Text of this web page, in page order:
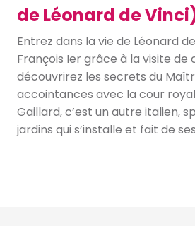
de Léonard de
Entrez dans la vie de Léonard
François Ier grâce à la visite de
découvrirez les secrets du
accointances avec la cour
Gaillard, c’est un autre italien,
jardins qui s’installe et fait de